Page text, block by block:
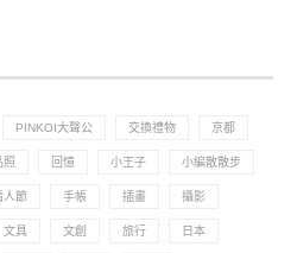
PINKOI大聲公 交換禮物 京都
照 回憶 小王子 小編散散步
人節 手帳 插畫 攝影
文具 文創 旅行 日本